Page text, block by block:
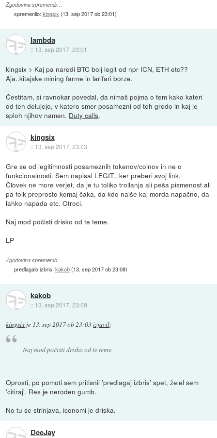
Zgodovina sprememb…
spremenilo:kingsix (13. sep 2017 ob 23:01)
lambda
:: 13. sep 2017, 23:01
kingsix > Kaj pa naredi BTC bolj legit od npr ICN, ETH etc??
Aja..kitajske mining farme in larifari borze.
Čestitam, si ravnokar povedal, da nimaš pojma o tem kako kateri
od teh delujejo, v katero smer posamezni od teh gredo in kaj je
sploh njihov namen. Duty calls.
kingsix
:: 13. sep 2017, 23:03
Gre se od legitimnosti posameznih tokenov/coinov in ne o
funkcionalnosti. Sem napisal LEGIT.. ker preberi svoj link.
Človek ne more verjet, da je tu toliko trollanja ali peša pismenost ali
pa folk preprosto komaj čaka, da kdo naiše kaj morda napačno, da
lahko napada etc. Otroci.
Naj mod počisti drisko od te teme.
LP
Zgodovina sprememb…
predlagalo izbris:kakob(13. sep 2017 ob 23:08)
kakob
:: 13. sep 2017, 23:09
kingsix je 13. sep 2017 ob 23:03izjavil:
Naj mod počisti drisko od te teme.
Oprosti, po pomoti sem pritisnil 'predlagaj izbris' spet, želel sem
'citiraj'. Res je neroden gumb.
No tu se strinjava, iconomi je driska.
DeeJay